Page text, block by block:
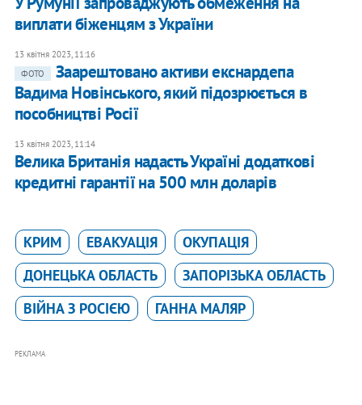
виплати біженцям з України
13 квітня 2023, 11:16
ФОТО
Заарештовано активи екснардепа
Вадима Новінського, який підозрюється в
пособництві Росії
13 квітня 2023, 11:14
Велика Британія надасть Україні додаткові
кредитні гарантії на 500 млн доларів
КРИМ ЕВАКУАЦІЯ
ОКУПАЦІЯ
ДОНЕЦЬКА ОБЛАСТЬ
ЗАПОРІЗЬКА ОБЛАСТЬ
ВІЙНА З РОСІЄЮ
ГАННА МАЛЯР
РЕКЛАМА